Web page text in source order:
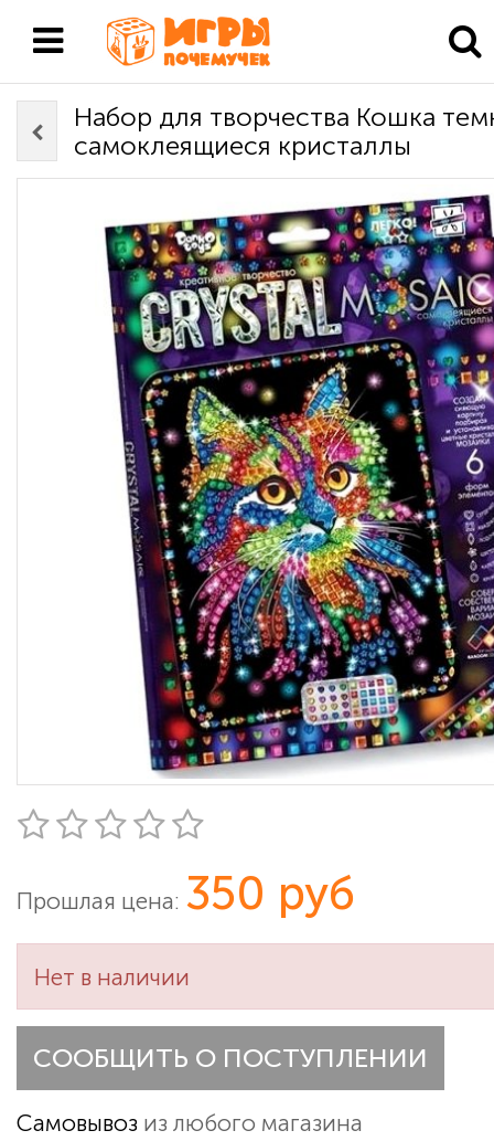
Набор для творчества Кошка
самоклеящиеся кристаллы
Прошлая цена: 350 руб
Нет в наличии
СООБЩИТЬ О ПОСТУПЛЕНИИ
Самовывоз из любого магазина